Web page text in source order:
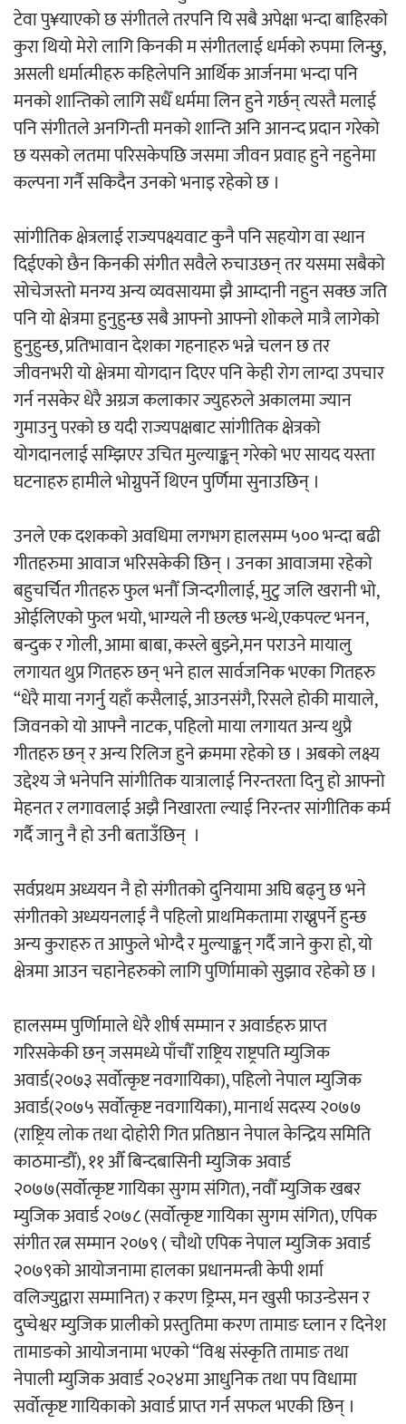
टेवा पु¥याएको छ संगीतले तरपनि यि सबै अपेक्षा भन्दा बाहिरको
कुरा थियो मेरो लागि किनकी म संगीतलाई धर्मको रुपमा लिन्छु,
असली धर्मात्मीहरु कहिलेपनि आर्थिक आर्जनमा भन्दा पनि
मनको शान्तिको लागि सधैँ धर्ममा लिन हुने गर्छन् त्यस्तै मलाई
पनि संगीतले अनगिन्ती मनको शान्ति अनि आनन्द प्रदान गरेको
छ यसको लतमा परिसकेपछि जसमा जीवन प्रवाह हुने नहुनेमा
कल्पना गर्नै सकिदैन उनको भनाइ रहेको छ ।
सांगीतिक क्षेत्रलाई राज्यपक्ष्यवाट कुनै पनि सहयोग वा स्थान
दिईएको छैन किनकी संगीत सवैले रुचाउछन् तर यसमा सबैको
सोचेजस्तो मनग्य अन्य व्यवसायमा झै आम्दानी नहुन सक्छ जति
पनि यो क्षेत्रमा हुनुहुन्छ सबै आफ्नो आफ्नो शोकले मात्रै लागेको
हुनुहुन्छ, प्रतिभावान देशका गहनाहरु भन्ने चलन छ तर
जीवनभरी यो क्षेत्रमा योगदान दिएर पनि केही रोग लाग्दा उपचार
गर्न नसकेर धेरै अग्रज कलाकार ज्युहरुले अकालमा ज्यान
गुमाउनु परको छ यदी राज्यपक्षबाट सांगीतिक क्षेत्रको
योगदानलाई सम्झिएर उचित मुल्याङ्कन् गरेको भए सायद यस्ता
घटनाहरु हामीले भोग्नुपर्ने थिएन पुर्णिमा सुनाउछिन् ।
उनले एक दशकको अवधिमा लगभग हालसम्म ५०० भन्दा बढी
गीतहरुमा आवाज भरिसकेकी छिन् । उनका आवाजमा रहेको
बहुचर्चित गीतहरु फुल भनौँ जिन्दगीलाई, मुटु जलि खरानी भो,
ओईलिएको फुल भयो, भाग्यले नी छल्छ भन्थे,एकपल्ट भनन,
बन्दुक र गोली, आमा बाबा, कस्ले बुझ्ने,मन पराउने मायालु
लगायत थुप्र गितहरु छन् भने हाल सार्वजनिक भएका गितहरु
“धेरै माया नगर्नु यहाँ कसैलाई, आउनसंगै, रिसले होकी मायाले,
जिवनको यो आफ्नै नाटक, पहिलो माया लगायत अन्य थुप्रै
गीतहरु छन् र अन्य रिलिज हुने क्रममा रहेको छ । अबको लक्ष्य
उद्देश्य जे भनेपनि सांगीतिक यात्रालाई निरन्तरता दिनु हो आफ्नो
मेहनत र लगावलाई अझै निखारता ल्याई निरन्तर सांगीतिक कर्म
गर्दै जानु नै हो उनी बताउँछिन् ।
सर्वप्रथम अध्ययन नै हो संगीतको दुनियामा अघि बढ्नु छ भने
संगीतको अध्ययनलाई नै पहिलो प्राथमिकतामा राख्नुपर्ने हुन्छ
अन्य कुराहरु त आफुले भोग्दै र मुल्याङ्कन् गर्दै जाने कुरा हो, यो
क्षेत्रमा आउन चहानेहरुको लागि पुर्णिामाको सुझाव रहेको छ ।
हालसम्म पुर्णिामाले धेरै शीर्ष सम्मान र अवार्डहरु प्राप्त
गरिसकेकी छन् जसमध्ये पाँचौँ राष्ट्रिय राष्ट्रपति म्युजिक
अवार्ड(२०७३ सर्वोत्कृष्ट नवगायिका), पहिलो नेपाल म्युजिक
अवार्ड(२०७५ सर्वोत्कृष्ट नवगायिका), मानार्थ सदस्य २०७७
(राष्ट्रिय लोक तथा दोहोरी गित प्रतिष्ठान नेपाल केन्द्रिय समिति
काठमान्डौँ), ११ औँ बिन्दबासिनी म्युजिक अवार्ड
२०७७(सर्वोत्कृष्ट गायिका सुगम संगित), नवौँ म्युजिक खबर
म्युजिक अवार्ड २०७८ (सर्वोत्कृष्ट गायिका सुगम संगित), एपिक
संगीत रत्न सम्मान २०७९ ( चौथो एपिक नेपाल म्युजिक अवार्ड
२०७९को आयोजनामा हालका प्रधानमन्त्री केपी शर्मा
वलिज्युद्वारा सम्मानित) र करण ड्रिम्स, मन खुसी फाउन्डेसन र
दुप्चेश्वर म्युजिक प्रालीको प्रस्तुतिमा करण तामाङ घ्लान र दिनेश
तामाङको आयोजनामा भएको “विश्व संस्कृति तामाङ तथा
नेपाली म्युजिक अवार्ड २०२४मा आधुनिक तथा पप विधामा
सर्वोत्कृष्ट गायिकाको अवार्ड प्राप्त गर्न सफल भएकी छिन् ।